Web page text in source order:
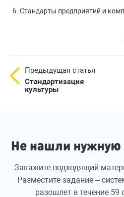
Стандарты предприятий и
Предыдущая статья
Стандартизация
культуры
Не нашли
Закажите подходящий
Разместите задание –
разошлет в течение 59